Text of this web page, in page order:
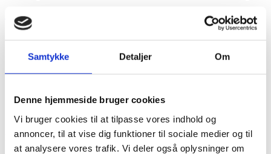
Samtykke Detaljer Om
Denne hjemmeside bruger cookies
Vi bruger cookies til at tilpasse vores indhold og
annoncer, til at vise dig funktioner til sociale medier og til
at analysere vores trafik. Vi deler også oplysninger om
Fagbeskrivelse
Fag